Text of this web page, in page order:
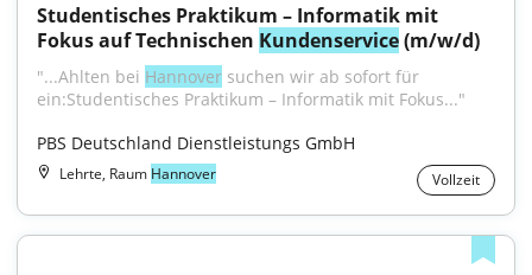
Studentisches Praktikum – Informatik mit
Fokus auf Technischen Kundenservice (m/w/d)
"...Ahlten bei Hannover suchen wir ab sofort für
ein:Studentisches Praktikum – Informatik mit Fokus..."
PBS Deutschland Dienstleistungs GmbH
Lehrte, Raum Hannover Vollzeit